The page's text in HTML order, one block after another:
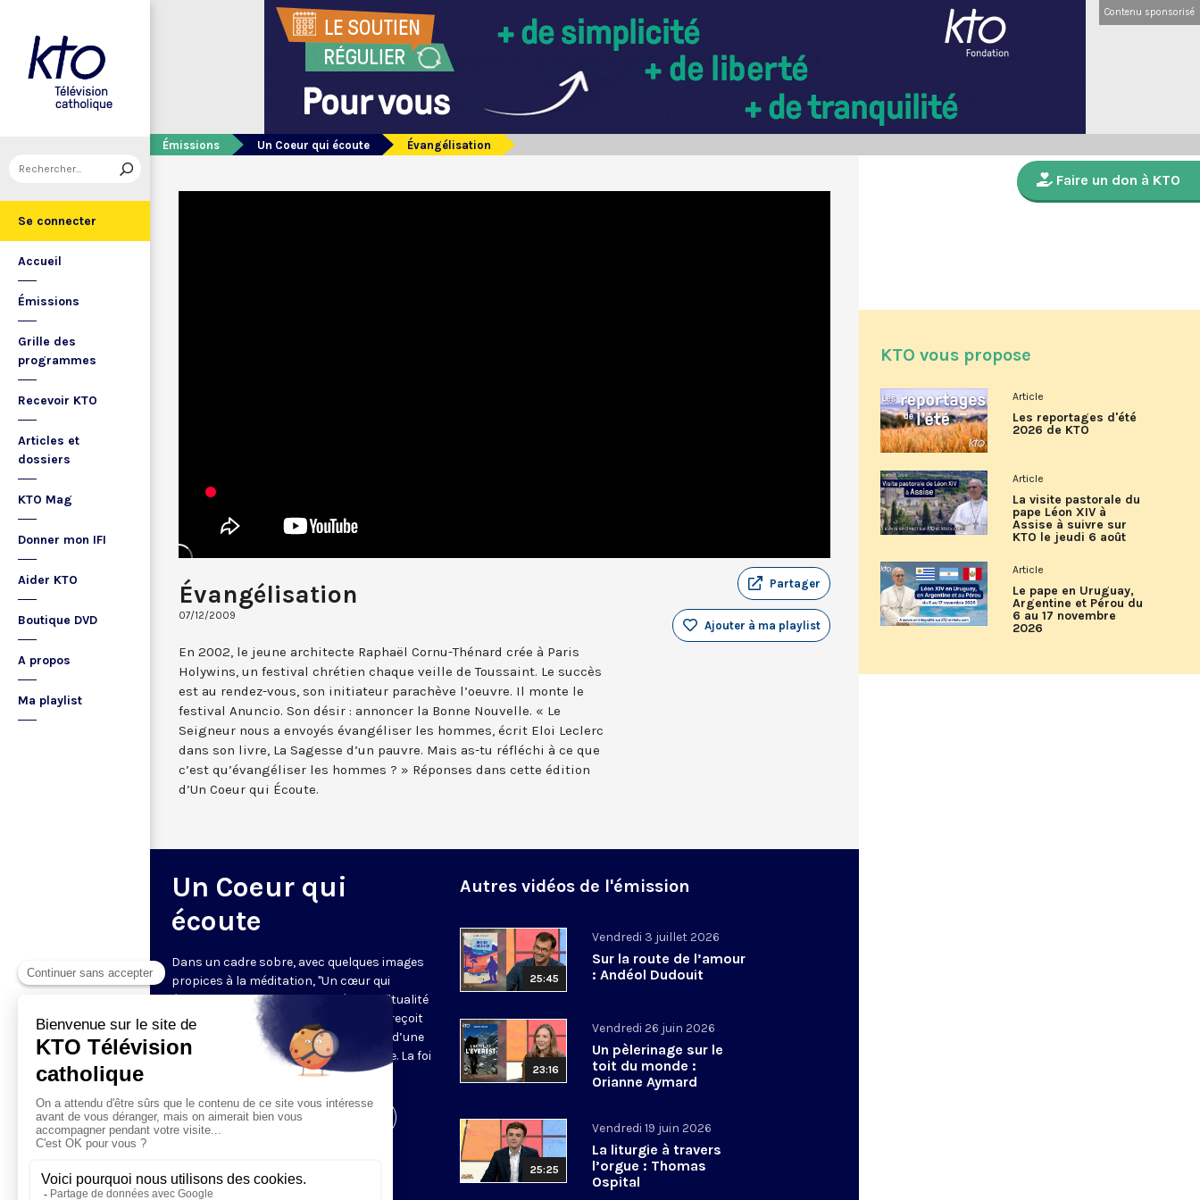
Se connecter
Accueil
Émissions
Grille des
programmes
Recevoir KTO
Articles et
dossiers
KTO Mag
Donner mon IFI
Aider KTO
Boutique DVD
A propos
Ma playlist
Contenu sponsorisé
Émissions Un Coeur qui écoute Évangélisation
Évangélisation
07/12/2009
Partager
Ajouter à ma playlist
En 2002, le jeune architecte Raphaël Cornu-Thénard crée à Paris
Holywins, un festival chrétien chaque veille de Toussaint. Le succès
est au rendez-vous, son initiateur parachève l’oeuvre. Il monte le
festival Anuncio. Son désir : annoncer la Bonne Nouvelle. « Le
Seigneur nous a envoyés évangéliser les hommes, écrit Eloi Leclerc
dans son livre, La Sagesse d’un pauvre. Mais as-tu réfléchi à ce que
c’est qu’évangéliser les hommes ? » Réponses dans cette édition
d’Un Coeur qui Écoute.
Un Coeur qui
écoute
Dans un cadre sobre, avec quelques images
propices à la méditation, "Un cœur qui
écoute" donne toute sa place à la spiritualité
sur le ton de l’intime. Cyril Lepeigneux reçoit
un invité pour 26 minutes d’évocation d’une
vie, d’une intense expérience spirituelle. La foi
vivante et incarnée par des témoins.
Visiter la page de l'émission
Autres vidéos de l'émission
25:45
Vendredi 3 juillet 2026
Sur la route de l’amour
: Andéol Dudouit
23:16
Vendredi 26 juin 2026
Un pèlerinage sur le
toit du monde :
Orianne Aymard
25:25
Vendredi 19 juin 2026
La liturgie à travers
l’orgue : Thomas
Ospital
Faire un don à KTO
KTO vous propose
Article
Les reportages d'été
2026 de KTO
Article
La visite pastorale du
pape Léon XIV à
Assise à suivre sur
KTO le jeudi 6 août
Article
Le pape en Uruguay,
Argentine et Pérou du
6 au 17 novembre
2026